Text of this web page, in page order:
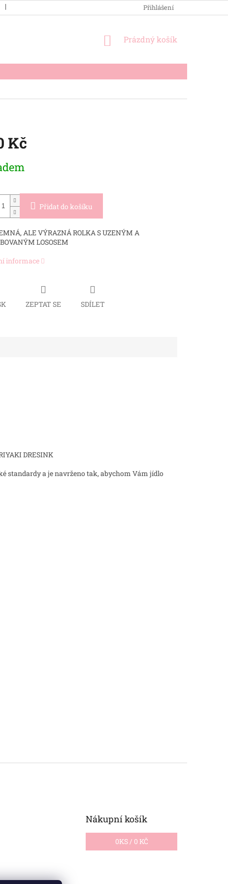
PODMÍNKY OCHRANY OSOBNÍCH
Přihlášení
NÁKUPNÍ
Prázdný košík
Kč
Přidat do košíku
ALE VÝRAZNÁ ROLKA S UZENÝM A
LOSOSEM
informace
ZEPTAT SE SDÍLET
DRESINK
standardy a je navrženo tak, abychom Vám jídlo
Nákupní košík
0KS / 0 KČ